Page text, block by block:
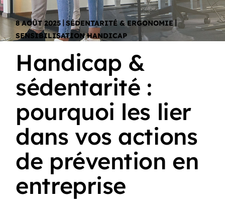
8 AOÛT 2025 SÉDENTARITÉ & ERGONOMIE
SENSIBILISATION HANDICAP
Handicap &
sédentarité :
pourquoi les lier
dans vos actions
de prévention en
entreprise